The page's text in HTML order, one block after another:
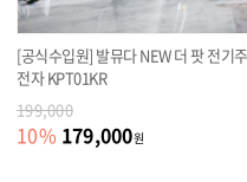
[공식수입원] 발뮤다 NEW 더 팟 전기주
전자 KPT01KR
199,000
10% 179,000원